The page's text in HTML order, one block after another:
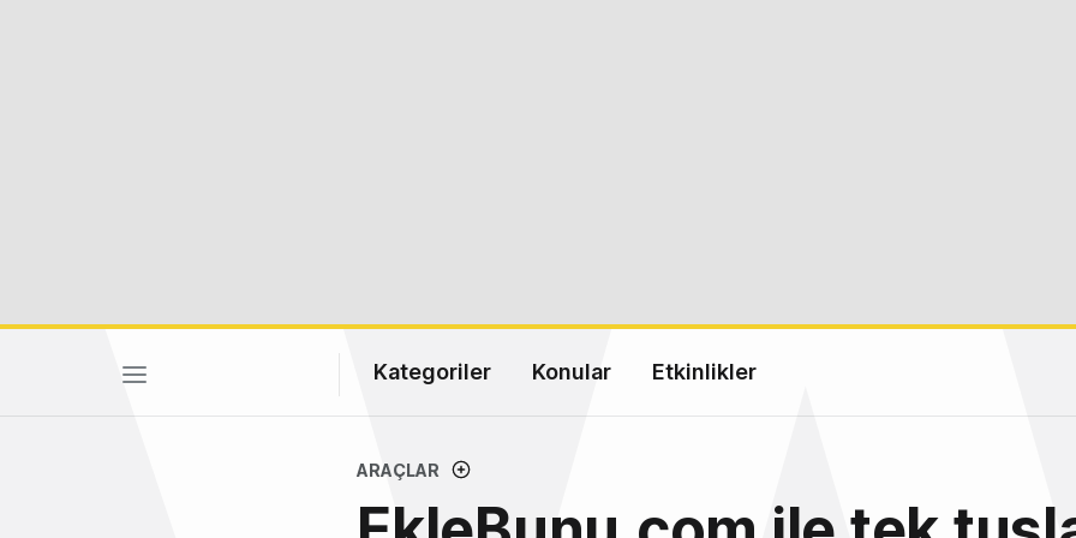
Kategoriler Konular Etkinlikler
ARAÇLAR